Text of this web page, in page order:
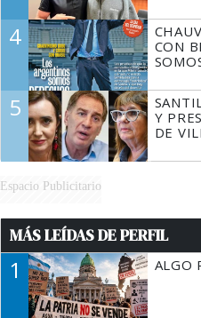
4
CON
5
Y
DE
Espacio Publicitario
MÁS LEÍDAS DE PERFIL
1 ALGO